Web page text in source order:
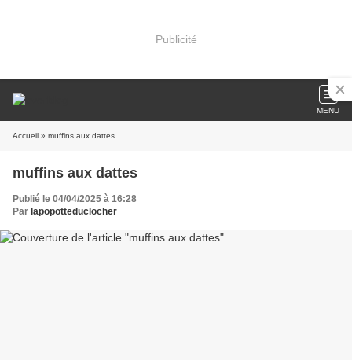
Publicité
MENU
Accueil » muffins aux dattes
muffins aux dattes
Publié le 04/04/2025 à 16:28
Par lapopotteduclocher